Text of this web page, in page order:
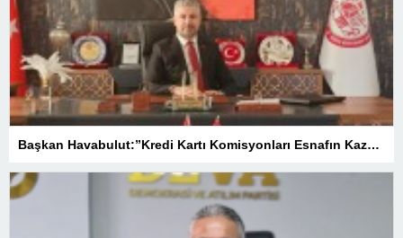
Başkan Havabulut:”Kredi Kartı Komisyonları Esnafın Kazancını Eritiyor”